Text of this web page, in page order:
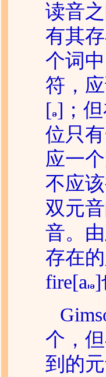
读音
有其
个词
符，
[ ]；
位只
应一
不应
双元
音。
存在
fire[a ]
个，
到的